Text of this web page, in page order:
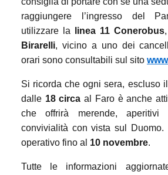
raggiungere l’ingresso del
utilizzare la
linea 11 Conerobus
Birarelli, vicino a uno dei
orari sono consultabili sul sito
Si ricorda che ogni sera, escluso
dalle 18 circa al Faro è anche
che offrirà merende,
convivialità con vista sul Duomo.
operativo fino al 10 novembre.
Tutte le informazioni